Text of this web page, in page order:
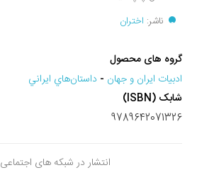
ناشر: اختران
گروه های محصول
ادبيات ايران و جهان - داستان‌هاي ايراني
شابک (ISBN)
9789642071326
انتشار در شبکه های اجتماعی